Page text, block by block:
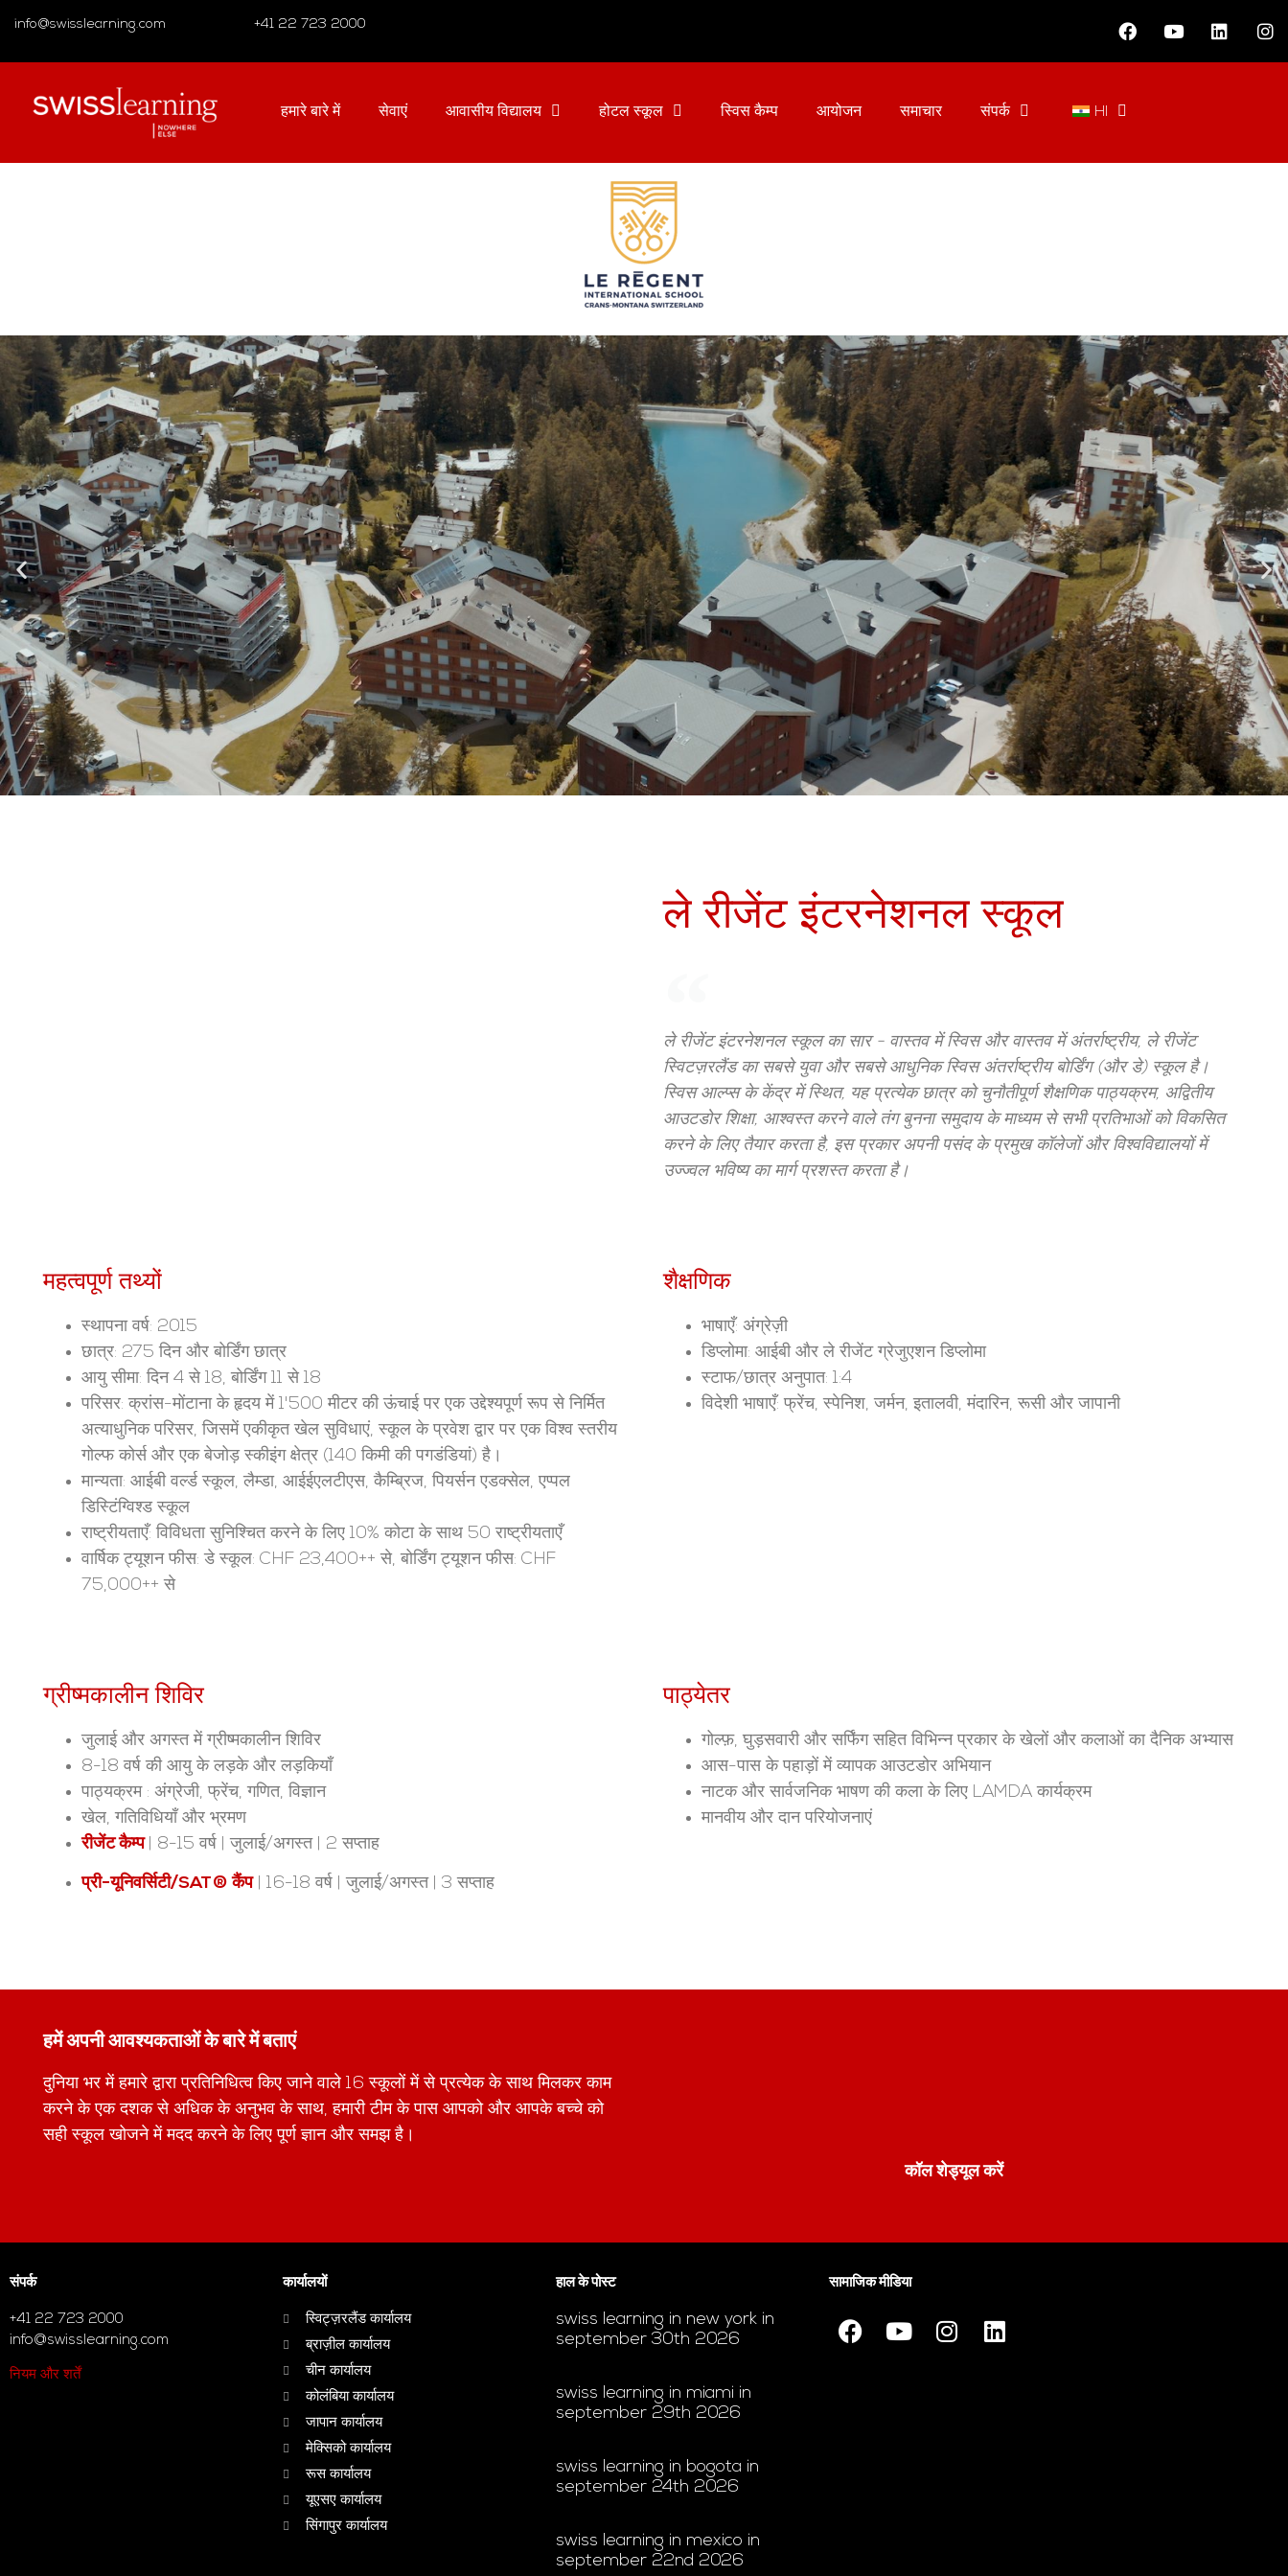
info@swisslearning.com +41 22 723 2000
हमारे बारे में सेवाएं आवासीय विद्यालय होटल स्कूल स्विस कैम्प आयोजन समाचार संपर्क HI
ले रीजेंट इंटरनेशनल स्कूल
ले रीजेंट इंटरनेशनल स्कूल का सार - वास्तव में स्विस और वास्तव में अंतर्राष्ट्रीय, ले रीजेंट
स्विटज़रलैंड का सबसे युवा और सबसे आधुनिक स्विस अंतर्राष्ट्रीय बोर्डिंग (और डे) स्कूल है।
स्विस आल्प्स के केंद्र में स्थित, यह प्रत्येक छात्र को चुनौतीपूर्ण शैक्षणिक पाठ्यक्रम, अद्वितीय
आउटडोर शिक्षा, आश्वस्त करने वाले तंग बुनना समुदाय के माध्यम से सभी प्रतिभाओं को विकसित
करने के लिए तैयार करता है, इस प्रकार अपनी पसंद के प्रमुख कॉलेजों और विश्वविद्यालयों में
उज्ज्वल भविष्य का मार्ग प्रशस्त करता है।
महत्वपूर्ण तथ्यों
स्थापना वर्ष: 2015
छात्र: 275 दिन और बोर्डिंग छात्र
आयु सीमा: दिन 4 से 18, बोर्डिंग 11 से 18
परिसर: क्रांस-मोंटाना के हृदय में 1'500 मीटर की ऊंचाई पर एक उद्देश्यपूर्ण रूप से निर्मित
अत्याधुनिक परिसर, जिसमें एकीकृत खेल सुविधाएं, स्कूल के प्रवेश द्वार पर एक विश्व स्तरीय
गोल्फ कोर्स और एक बेजोड़ स्कीइंग क्षेत्र (140 किमी की पगडंडियां) है।
मान्यता: आईबी वर्ल्ड स्कूल, लैम्डा, आईईएलटीएस, कैम्ब्रिज, पियर्सन एडक्सेल, एप्पल
डिस्टिंग्विश्ड स्कूल
राष्ट्रीयताएँ: विविधता सुनिश्चित करने के लिए 10% कोटा के साथ 50 राष्ट्रीयताएँ
वार्षिक ट्यूशन फीस: डे स्कूल: CHF 23,400++ से, बोर्डिंग ट्यूशन फीस: CHF
75,000++ से
शैक्षणिक
भाषाएँ: अंग्रेज़ी
डिप्लोमा: आईबी और ले रीजेंट ग्रेजुएशन डिप्लोमा
स्टाफ/छात्र अनुपात: 1:4
विदेशी भाषाएँ: फ्रेंच, स्पेनिश, जर्मन, इतालवी, मंदारिन, रूसी और जापानी
ग्रीष्मकालीन शिविर
जुलाई और अगस्त में ग्रीष्मकालीन शिविर
8-18 वर्ष की आयु के लड़के और लड़कियाँ
पाठ्यक्रम : अंग्रेजी, फ्रेंच, गणित, विज्ञान
खेल, गतिविधियाँ और भ्रमण
रीजेंट कैम्प
| 8-15 वर्ष | जुलाई/अगस्त | 2 सप्ताह
प्री-यूनिवर्सिटी/SAT® कैंप| 16-18 वर्ष | जुलाई/अगस्त | 3 सप्ताह
पाठ्येतर
गोल्फ़, घुड़सवारी और सर्फिंग सहित विभिन्न प्रकार के खेलों और कलाओं का दैनिक अभ्यास
आस-पास के पहाड़ों में व्यापक आउटडोर अभियान
नाटक और सार्वजनिक भाषण की कला के लिए LAMDA कार्यक्रम
मानवीय और दान परियोजनाएं
हमें अपनी आवश्यकताओं के बारे में बताएं
दुनिया भर में हमारे द्वारा प्रतिनिधित्व किए जाने वाले 16 स्कूलों में से प्रत्येक के साथ मिलकर काम
करने के एक दशक से अधिक के अनुभव के साथ, हमारी टीम के पास आपको और आपके बच्चे को
सही स्कूल खोजने में मदद करने के लिए पूर्ण ज्ञान और समझ है।
कॉल शेड्यूल करें
संपर्क
+41 22 723 2000
info@swisslearning.com
नियम और शर्तें
कार्यालयों
स्विट्ज़रलैंड कार्यालय
ब्राज़ील कार्यालय
चीन कार्यालय
कोलंबिया कार्यालय
जापान कार्यालय
मेक्सिको कार्यालय
रूस कार्यालय
यूएसए कार्यालय
सिंगापुर कार्यालय
हाल के पोस्ट
swiss learning in new york in
september 30th 2026
swiss learning in miami in
september 29th 2026
swiss learning in bogota in
september 24th 2026
swiss learning in mexico in
september 22nd 2026
सामाजिक मीडिया